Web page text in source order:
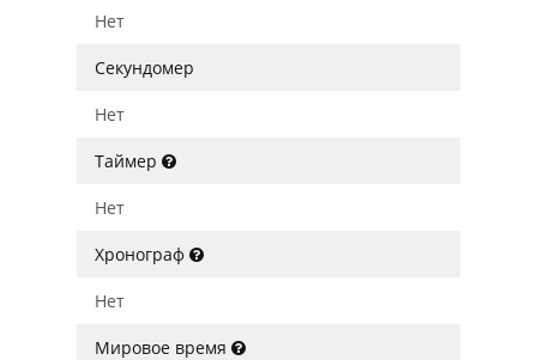
Нет
Секундомер
Нет
Таймер
Нет
Хронограф
Нет
Мировое время